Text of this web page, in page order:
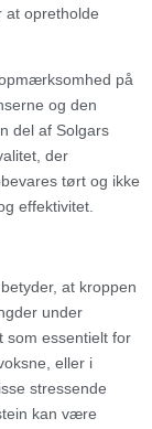
at opretholde
på
og den
del af Solgars
der
tørt og ikke
effektivitet.
at kroppen
under
som essentielt for
eller i
stressende
kan være